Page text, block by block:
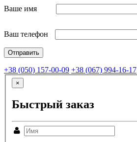
Ваше имя
Ваш телефон
+38 (050) 157-00-09 +38 (067) 994-16-17
×
Быстрый заказ